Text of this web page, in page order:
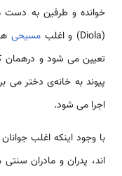
خوانده و طرفین به دست
(Diola) و اغلب
مسیحی
تعیین می شود و درهمان
پیوند به خانه‌ی دختر می
اجرا می شود.
با وجود اینکه اغلب
اند، پدران و مادران